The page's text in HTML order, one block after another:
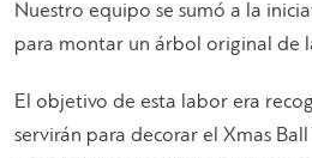
Nuestro equipo se sumó a la
para montar un árbol original de
El objetivo de esta labor era
servirán para decorar el Xmas